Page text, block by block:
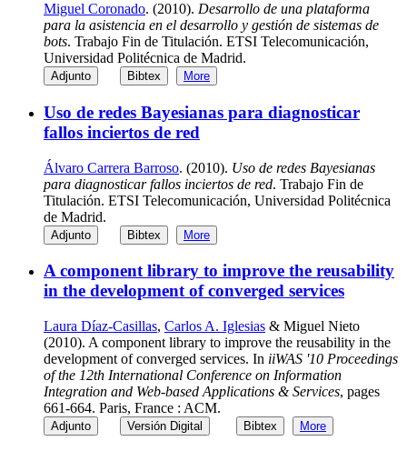
Miguel Coronado. (2010). Desarrollo de una plataforma
para la asistencia en el desarrollo y gestión de sistemas de
bots. Trabajo Fin de Titulación. ETSI Telecomunicación,
Universidad Politécnica de Madrid.
Adjunto Bibtex More
Uso de redes Bayesianas para diagnosticar
fallos inciertos de red
Álvaro Carrera Barroso. (2010). Uso de redes Bayesianas
para diagnosticar fallos inciertos de red. Trabajo Fin de
Titulación. ETSI Telecomunicación, Universidad Politécnica
de Madrid.
Adjunto Bibtex More
A component library to improve the reusability
in the development of converged services
Laura Díaz-Casillas, Carlos A. Iglesias & Miguel Nieto
(2010). A component library to improve the reusability in the
development of converged services. In iiWAS '10 Proceedings
of the 12th International Conference on Information
Integration and Web-based Applications & Services, pages
661-664. Paris, France : ACM.
Adjunto Versión Digital Bibtex More